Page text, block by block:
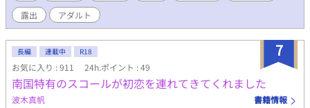
露出
アダルト
7
長編 連載中 R18
お気に入り : 911 24h.ポイント : 49
南国特有のスコールが初恋を連れてきてくれました
波木真帆 書籍情報